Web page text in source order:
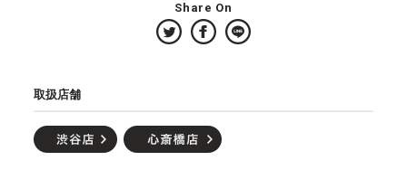
Share On
取扱店舗